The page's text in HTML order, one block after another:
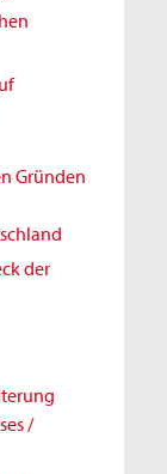
Gründen
der
/